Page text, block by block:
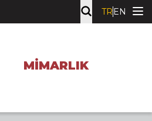
TR EN
MIMARLIK